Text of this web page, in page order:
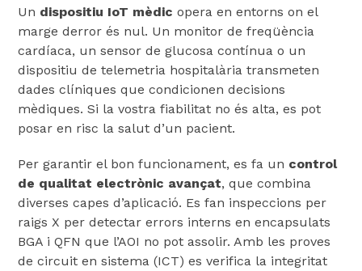
Un dispositiu IoT mèdic opera en entorns on el
marge derror és nul. Un monitor de freqüència
cardíaca, un sensor de glucosa contínua o un
dispositiu de telemetria hospitalària transmeten
dades clíniques que condicionen decisions
mèdiques. Si la vostra fiabilitat no és alta, es pot
posar en risc la salut d’un pacient.
Per garantir el bon funcionament, es fa un control
de qualitat electrònic avançat, que combina
diverses capes d’aplicació. Es fan inspeccions per
raigs X per detectar errors interns en encapsulats
BGA i QFN que l’AOI no pot assolir. Amb les proves
de circuit en sistema (ICT) es verifica la integritat